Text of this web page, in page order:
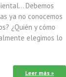
Debemos
ya no conocemos
¿Quién y cómo
elegimos lo
Leer más »